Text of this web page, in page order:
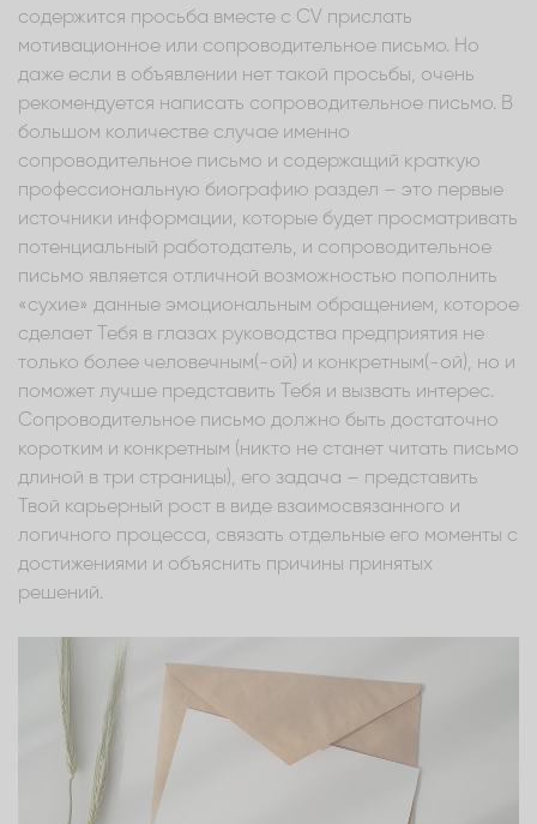
содержится просьба вместе с CV прислать
мотивационное или сопроводительное письмо. Но
даже если в объявлении нет такой просьбы, очень
рекомендуется написать сопроводительное письмо. В
большом количестве случае именно
сопроводительное письмо и содержащий краткую
профессиональную биографию раздел – это первые
источники информации, которые будет просматривать
потенциальный работодатель, и сопроводительное
письмо является отличной возможностью пополнить
«сухие» данные эмоциональным обращением, которое
сделает Тебя в глазах руководства предприятия не
только более человечным(-ой) и конкретным(-ой), но и
поможет лучше представить Тебя и вызвать интерес.
Сопроводительное письмо должно быть достаточно
коротким и конкретным (никто не станет читать письмо
длиной в три страницы), его задача – представить
Твой карьерный рост в виде взаимосвязанного и
логичного процесса, связать отдельные его моменты с
достижениями и объяснить причины принятых
решений.